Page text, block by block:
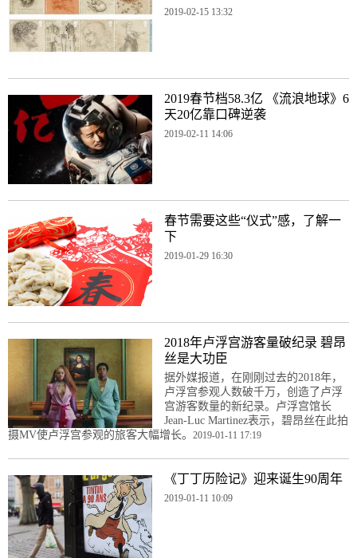
2019-02-15 13:32
2019春节档58.3亿 《流浪地球》6
天20亿靠口碑逆袭
2019-02-11 14:06
春节需要这些“仪式”感，了解一
下
2019-01-29 16:30
2018年卢浮宫游客量破纪录 碧昂
丝是大功臣
据外媒报道，在刚刚过去的2018年，
卢浮宫参观人数破千万，创造了卢浮
宫游客数量的新纪录。卢浮宫馆长
Jean-Luc Martinez表示，碧昂丝在此拍
摄MV使卢浮宫参观的旅客大幅增长。 2019-01-11 17:19
《丁丁历险记》迎来诞生90周年
2019-01-11 10:09